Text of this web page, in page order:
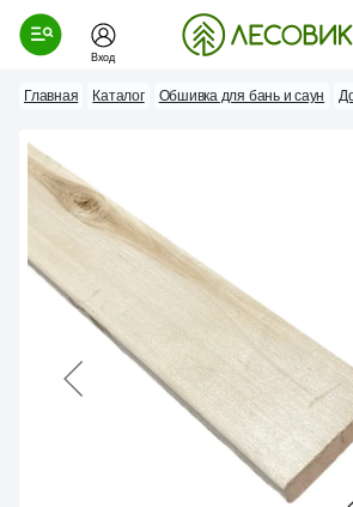
Вход
Главная Каталог Обшивка для бань и саун